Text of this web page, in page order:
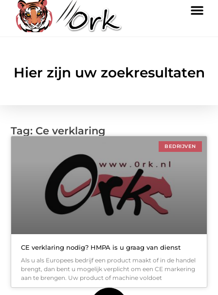
Hier zijn uw zoekresultaten
Tag: Ce verklaring
BEDRIJVEN
CE verklaring nodig? HMPA is u graag van dienst
Als u als Europees bedrijf een product maakt of in de handel
brengt, dan bent u mogelijk verplicht om een CE markering
aan te brengen. Uw product of machine voldoet